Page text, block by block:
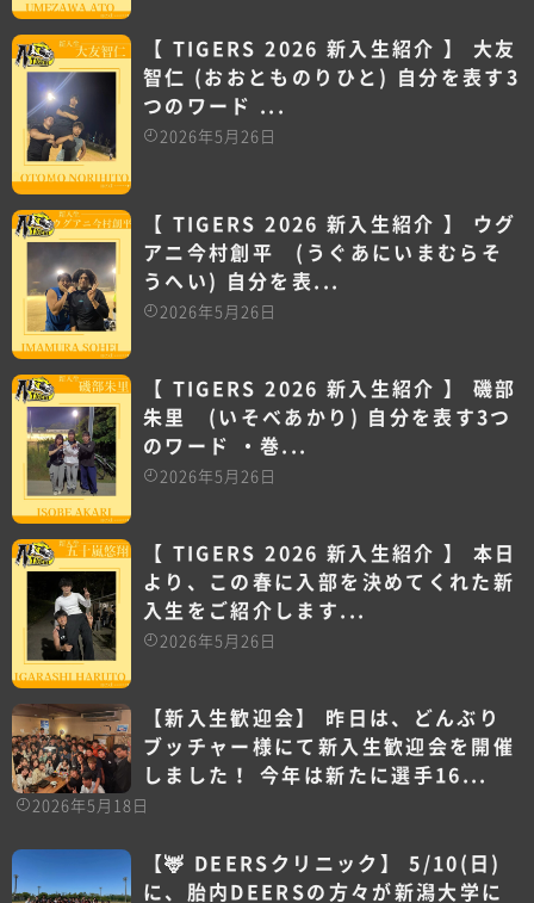
【 TIGERS 2026 新入生紹介 】 大友
智仁 (おおとものりひと) 自分を表す3
つのワード ...
2026年5月26日
【 TIGERS 2026 新入生紹介 】 ウグ
アニ今村創平 (うぐあにいまむらそ
うへい) 自分を表...
2026年5月26日
【 TIGERS 2026 新入生紹介 】 磯部
朱里 (いそべあかり) 自分を表す3つ
のワード ・巻...
2026年5月26日
【 TIGERS 2026 新入生紹介 】 本日
より、この春に入部を決めてくれた新
入生をご紹介します...
2026年5月26日
【新入生歓迎会】 昨日は、どんぶり
ブッチャー様にて新入生歓迎会を開催
しました！ 今年は新たに選手16...
2026年5月18日
【🦌 DEERSクリニック】 5/10(日)
に、胎内DEERSの方々が新潟大学に